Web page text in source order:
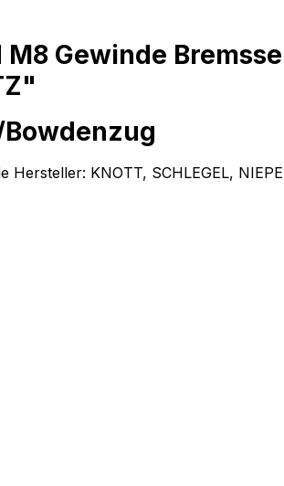
Gewinde
KNOTT, SCHLEGEL,